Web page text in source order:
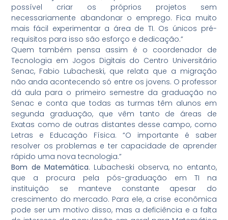
possível criar os próprios projetos sem
necessariamente abandonar o emprego. Fica muito
mais fácil experimentar a área de TI. Os únicos pré-
requisitos para isso são esforço e dedicação.”
Quem também pensa assim é o coordenador de
Tecnologia em Jogos Digitais do Centro Universitário
Senac, Fabio Lubacheski, que relata que a migração
não anda acontecendo só entre os jovens. O professor
dá aula para o primeiro semestre da graduação no
Senac e conta que todas as turmas têm alunos em
segunda graduação, que vêm tanto de áreas de
Exatas como de outras distantes desse campo, como
Letras e Educação Física. “O importante é saber
resolver os problemas e ter capacidade de aprender
rápido uma nova tecnologia.”
Bom de Matemática. Lubacheski observa, no entanto,
que a procura pela pós-graduação em TI na
instituição se manteve constante apesar do
crescimento do mercado. Para ele, a crise econômica
pode ser um motivo disso, mas a deficiência e a falta